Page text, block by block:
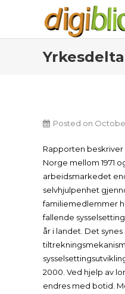
Posted on October
Rapporten
Norge mellom 1971
arbeidsmarkedet
selvhjulpenhet
familiemedlemmer
fallende
år i landet. Det
2000. Ved hjelp av
endres med botid.